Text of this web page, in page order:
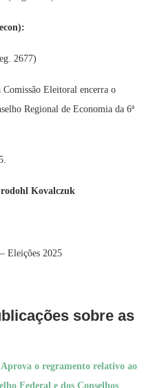
2677)
Comissão Eleitoral encerra o
Regional de Economia da 6ª
Kovalczuk
Eleições 2025
sobre as
Aprova o regramento relativo ao
Federal e dos Conselhos